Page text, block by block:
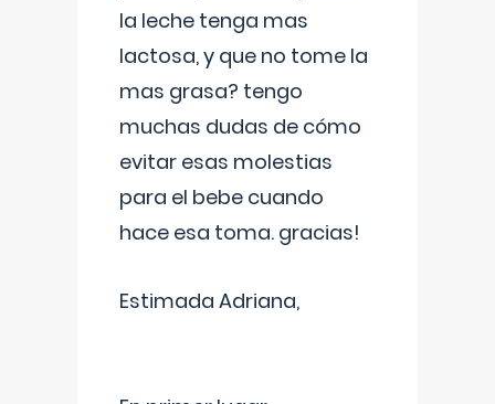
la leche tenga mas
lactosa, y que no tome la
mas grasa? tengo
muchas dudas de cómo
evitar esas molestias
para el bebe cuando
hace esa toma. gracias!
Estimada Adriana,